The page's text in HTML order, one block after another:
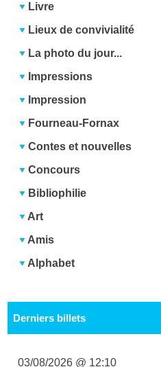
Livre
Lieux de convivialité
La photo du jour...
Impressions
Impression
Fourneau-Fornax
Contes et nouvelles
Concours
Bibliophilie
Art
Amis
Alphabet
Derniers billets
03/08/2026 @ 12:10